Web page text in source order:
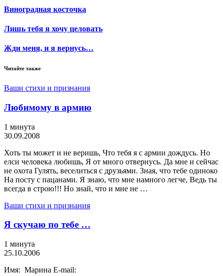
Виноградная косточка
Лишь тебя я хочу целовать
Жди меня, и я вернусь…
Читайте также
Ваши стихи и признания
Любимому в армию
1 минута
30.09.2008
Хоть ты может и не веришь, Что тебя я с армии дождусь. Но
елси человека любишь, Я от много отвернусь. Да мне и сейчас
не охота Гулять, веселиться с друзьями. Зная, что тебе одиноко
На посту с пацанами. Я знаю, что мне намного легче, Ведь ты
всегда в строю!!! Но знай, что и мне не …
Ваши стихи и признания
Я скучаю по тебе …
1 минута
25.10.2006
Имя: Марина E-mail: